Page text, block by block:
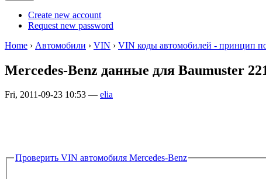
Create new account
Request new password
Home › Автомобили › VIN › VIN коды автомобилей - принцип
Mercedes-Benz данные для Baumuster
Fri, 2011-09-23 10:53 — elia
Проверить VIN автомобиля Mercedes-Benz